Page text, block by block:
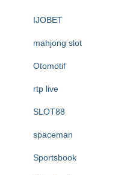
IJOBET
mahjong slot
Otomotif
rtp live
SLOT88
spaceman
Sportsbook